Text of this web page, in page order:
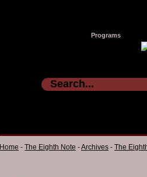
Programs
Home - The Eighth Note -Archives - The